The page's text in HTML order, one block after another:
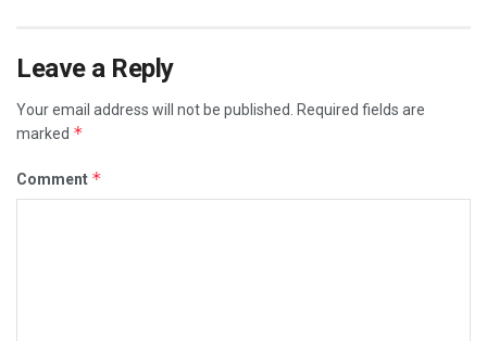
Leave a Reply
Your email address will not be published.
Required fields are
marked *
Comment *